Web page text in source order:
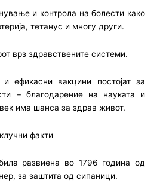
и контрола на болести како
тетанус и многу други.
врз здравствените системи.
ефикасни вакцини постојат за
– благодарение на науката и
има шанса за здрав живот.
факти
развиена во 1796 година од
за заштита од сипаници.